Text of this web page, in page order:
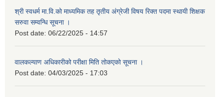
श्री स्वधर्म मा.वि.को माध्यमिक तह तृतीय अंग्रेजी विषय रिक्त पदमा स्थायी शिक्षक
सरुवा सम्वन्धि सूचना ।
Post date: 06/22/2025 - 14:57
वालकल्याण अधिकारीको परीक्षा मिति तोकएको सूचना ।
Post date: 04/03/2025 - 17:03